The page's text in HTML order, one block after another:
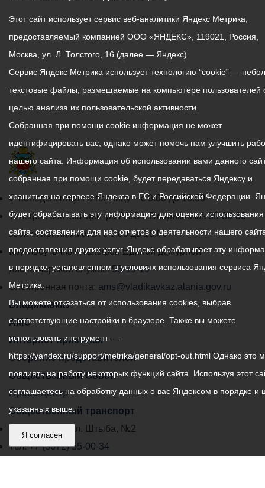
График
работы
администрации
местного
самоуправления
города
Владикавказ:
С понедельника по пятницу – с 9.00 до 18.00
Телефон контакт-центра АМС г. Владикавказ30-30-30
звонки принимаются с 9:00 до 18:00
Круглосуточный телефон Единой дежурной
диспетчерской службы53-19-19
Электронная почта: ams@vladikavkaz.alania.gov.ru
Владикавказ
АМС
Интернет приемная
Собрание представителей
Общественный Совет
Пресс-центр
Общественный транспорт
Владикавказ, пл. Штыба, №2
Тел:+7 (8672) 55-00-34
Этот сайт использует сервис веб-аналитики Яндекс Метрика,
предоставляемый компанией ООО «ЯНДЕКС», 119021, Россия,
Москва, ул. Л. Толстого, 16 (далее — Яндекс).
Сервис Яндекс Метрика использует технологию “cookie” —
текстовые файлы, размещаемые на компьютере пользователей
целью анализа их пользовательской активности.
Собранная при помощи cookie информация не может
идентифицировать вас, однако может помочь нам улучшить
нашего сайта. Информация об использовании вами данного
собранная при помощи cookie, будет передаваться Яндексу и
храниться на сервере Яндекса в ЕС и Российской Федерации.
будет обрабатывать эту информацию для оценки
сайта, составления для нас отчетов о деятельности нашего
предоставления других услуг. Яндекс обрабатывает эту
в порядке, установленном в условиях использования сервиса
Метрика.
Вы можете отказаться от использования cookies, выбрав
соответствующие настройки в браузере. Также вы можете
использовать инструмент —
https://yandex.ru/support/metrika/general/opt-out.html Однако это
повлиять на работу некоторых функций сайта. Используя этот
соглашаетесь на обработку данных о вас Яндексом в порядке и
указанных выше.
Я согласен